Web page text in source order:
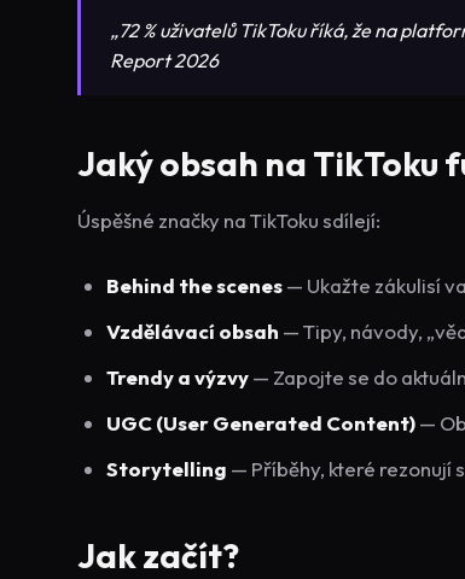
„72 % uživatelů TikToku říká, že na
Report 2026
Jaký obsah na TikToku
Úspěšné značky na TikToku sdílejí:
Behind the scenes— Ukažte zákulisí
Vzdělávací obsah — Tipy, návody,
Trendy a výzvy— Zapojte se do
UGC (User Generated Content)—
Storytelling — Příběhy, které rezonují
Jak začít?